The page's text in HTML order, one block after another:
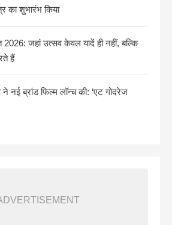
का शुभारंभ किया
जहां उत्सव केवल यादें ही नहीं, बल्कि
हैं
नई ब्रांड फिल्म लॉन्च की: ‘एट गोदरेज